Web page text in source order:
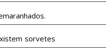
sorvetes